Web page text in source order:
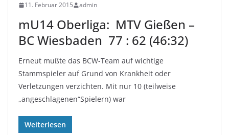
11. Februar 2015 admin
mU14 Oberliga: MTV Gießen –
BC Wiesbaden 77 : 62 (46:32)
Erneut mußte das BCW-Team auf wichtige
Stammspieler auf Grund von Krankheit oder
Verletzungen verzichten. Mit nur 10 (teilweise
„angeschlagenen“Spielern) war
Weiterlesen